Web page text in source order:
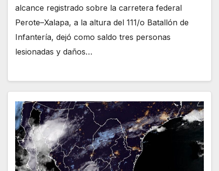
alcance registrado sobre la carretera federal
Perote–Xalapa, a la altura del 111/o Batallón de
Infantería, dejó como saldo tres personas
lesionadas y daños…